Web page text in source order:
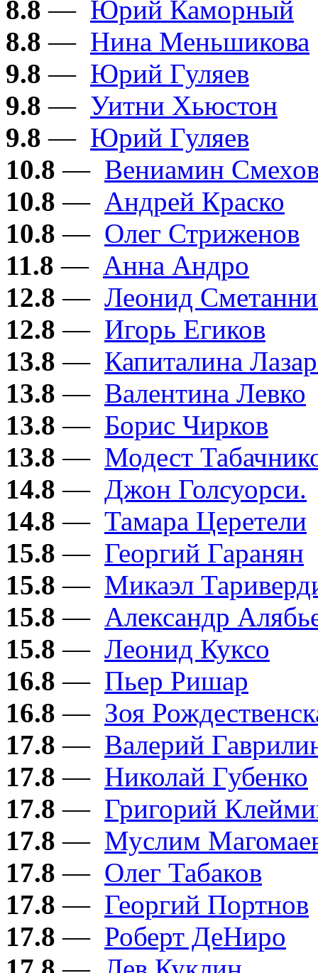
8.8 — Юрий Каморный
8.8 — Нина Меньшикова
9.8 — Юрий Гуляев
9.8 — Уитни Хьюстон
9.8 — Юрий Гуляев
10.8 — Вениамин
10.8 — Андрей Краско
10.8 — Олег Стриженов
11.8 — Анна Андро
12.8 — Леонид
12.8 — Игорь Егиков
13.8 — Капиталина
13.8 — Валентина Левко
13.8 — Борис Чирков
13.8 — Модест
14.8 — Джон Голсуорси.
14.8 — Тамара Церетели
15.8 — Георгий Гаранян
15.8 — Микаэл
15.8 — Александр
15.8 — Леонид Куксо
16.8 — Пьер Ришар
16.8 — Зоя
17.8 — Валерий
17.8 — Николай Губенко
17.8 — Григорий
17.8 — Муслим
17.8 — Олег Табаков
17.8 — Георгий Портнов
17.8 — Роберт ДеНиро